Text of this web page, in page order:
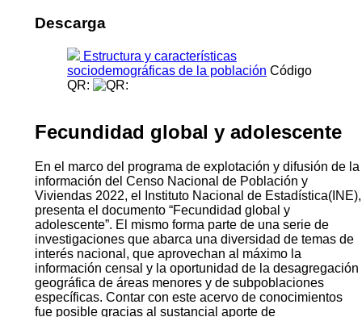
Descarga
Estructura y características
sociodemográficas de la población Código
QR:
Fecundidad global y adolescente
En el marco del programa de explotación y difusión de la
información del Censo Nacional de Población y
Viviendas 2022, el Instituto Nacional de Estadística(INE),
presenta el documento “Fecundidad global y
adolescente”. El mismo forma parte de una serie de
investigaciones que abarca una diversidad de temas de
interés nacional, que aprovechan al máximo la
información censal y la oportunidad de la desagregación
geográfica de áreas menores y de subpoblaciones
específicas. Contar con este acervo de conocimientos
fue posible gracias al sustancial aporte de